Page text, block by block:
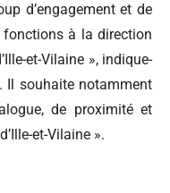
d’engagement et de
à la direction
et-Vilaine », indique-
Il souhaite notamment
de proximité et
et-Vilaine ».